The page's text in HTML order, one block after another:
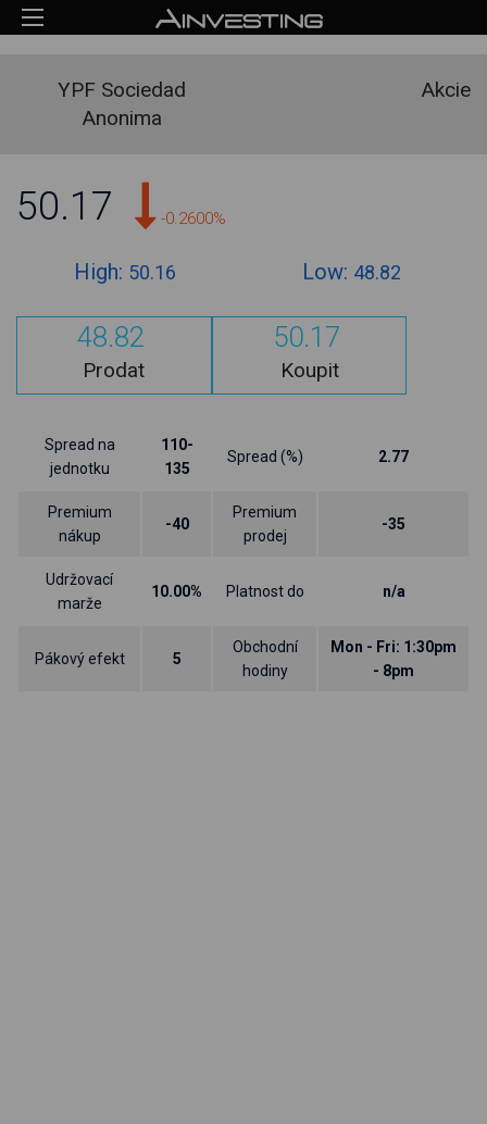
YPF Sociedad
Anonima
Akcie
50.17 -0.2600%
High: 50.16 Low: 48.82
48.82
Prodat
50.17
Koupit
Spread na
jednotku
110-
135
Spread (%) 2.77
Premium
nákup
-40
Premium
prodej
-35
Udržovací
marže
10.00% Platnost do n/a
Pákový efekt 5
Obchodní
hodiny
Mon - Fri: 1:30pm
- 8pm